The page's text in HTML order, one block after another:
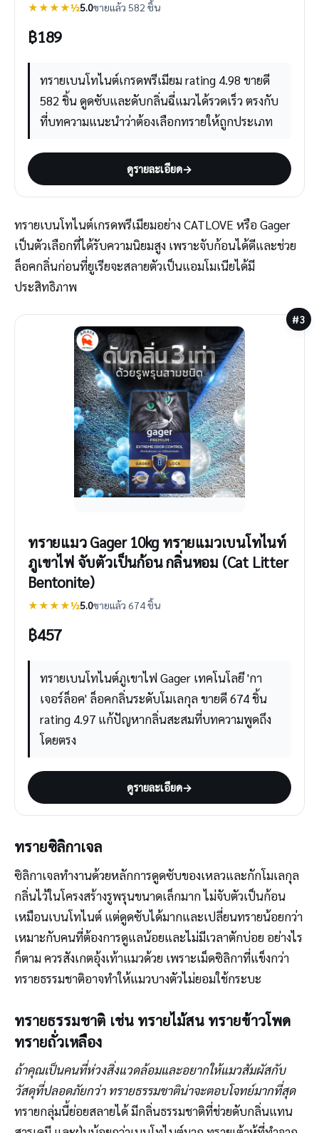
★★★★½5.0ขายแล้ว 582 ชิ้น
฿189
ทรายเบนโทไนต์เกรดพรีเมียม rating 4.98 ขายดี
582 ชิ้น ดูดซับและดับกลิ่นฉี่แมวได้รวดเร็ว ตรงกับ
ที่บทความแนะนำว่าต้องเลือกทรายให้ถูกประเภท
ดูรายละเอียด→
ทรายเบนโทไนต์เกรดพรีเมียมอย่าง CATLOVE หรือ Gager
เป็นตัวเลือกที่ได้รับความนิยมสูง เพราะจับก้อนได้ดีและช่วย
ล็อคกลิ่นก่อนที่ยูเรียจะสลายตัวเป็นแอมโมเนียได้มี
ประสิทธิภาพ
#3
ทรายแมว Gager 10kg ทรายแมวเบนโทไนท์
ภูเขาไฟ จับตัวเป็นก้อน กลิ่นหอม (Cat Litter
Bentonite)
★★★★½5.0ขายแล้ว 674 ชิ้น
฿457
ทรายเบนโทไนต์ภูเขาไฟ Gager เทคโนโลยี 'กา
เจอร์ล็อค' ล็อคกลิ่นระดับโมเลกุล ขายดี 674 ชิ้น
rating 4.97 แก้ปัญหากลิ่นสะสมที่บทความพูดถึง
โดยตรง
ดูรายละเอียด→
ทรายซิลิกาเจล
ซิลิกาเจลทำงานด้วยหลักการดูดซับของเหลวและกักโมเลกุล
กลิ่นไว้ในโครงสร้างรูพรุนขนาดเล็กมาก ไม่จับตัวเป็นก้อน
เหมือนเบนโทไนต์ แต่ดูดซับได้มากและเปลี่ยนทรายน้อยกว่า
เหมาะกับคนที่ต้องการดูแลน้อยและไม่มีเวลาตักบ่อย อย่างไร
ก็ตาม ควรสังเกตอุ้งเท้าแมวด้วย เพราะเม็ดซิลิกาที่แข็งกว่า
ทรายธรรมชาติอาจทำให้แมวบางตัวไม่ยอมใช้กระบะ
ทรายธรรมชาติ เช่น ทรายไม้สน ทรายข้าวโพด
ทรายถั่วเหลือง
ถ้าคุณเป็นคนที่ห่วงสิ่งแวดล้อมและอยากให้แมวสัมผัสกับ
วัสดุที่ปลอดภัยกว่า ทรายธรรมชาติน่าจะตอบโจทย์มากที่สุด
ทรายกลุ่มนี้ย่อยสลายได้ มีกลิ่นธรรมชาติที่ช่วยดับกลิ่นแทน